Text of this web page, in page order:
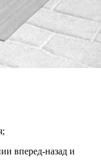
вперед-назад и